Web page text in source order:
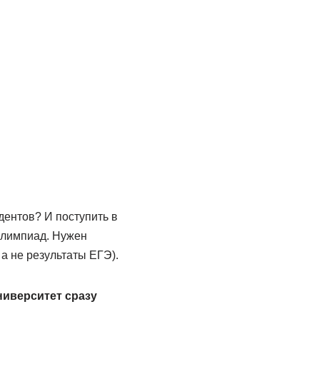
И поступить в
Нужен
не результаты ЕГЭ).
сразу